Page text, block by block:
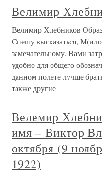
Велимир
Велимир Хлебников
Спешу высказаться,
замечательному, Вами
удобно для общего
данном полете лучше
также другие
Велемир
имя – Виктор
октября (9
1922)